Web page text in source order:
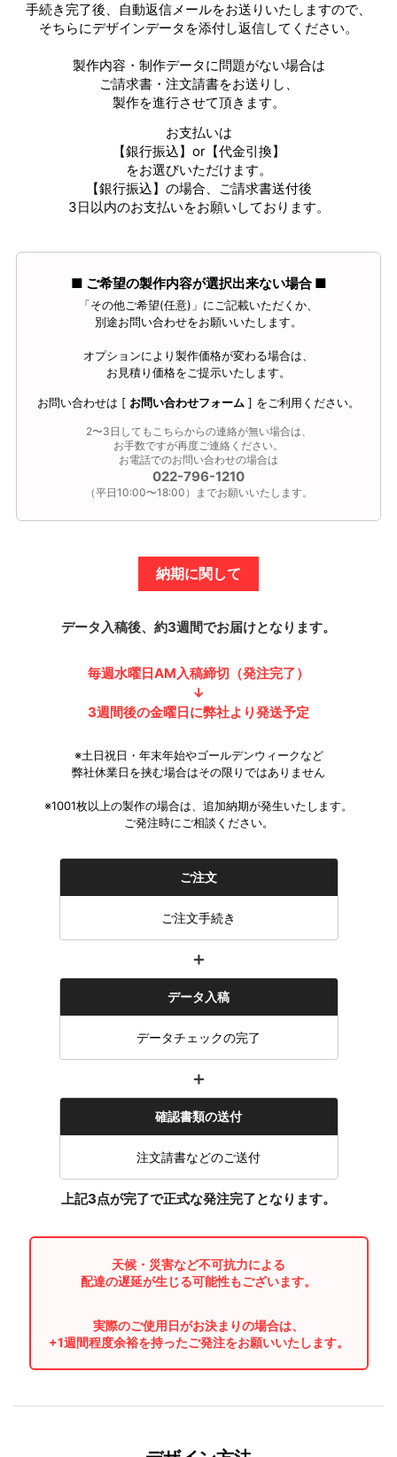
手続き完了後、自動返信メールをお送りいたしますので、
そちらにデザインデータを添付し返信してください。
製作内容・制作データに問題がない場合は
ご請求書・注文請書をお送りし、
製作を進行させて頂きます。
お支払いは
【銀行振込】or【代金引換】
をお選びいただけます。
【銀行振込】の場合、ご請求書送付後
3日以内のお支払いをお願いしております。
■ ご希望の製作内容が選択出来ない場合 ■
「その他ご希望(任意)」にご記載いただくか、
別途お問い合わせをお願いいたします。
オプションにより製作価格が変わる場合は、
お見積り価格をご提示いたします。
お問い合わせは [ お問い合わせフォーム ] をご利用ください。
2〜3日してもこちらからの連絡が無い場合は、
お手数ですが再度ご連絡ください。
お電話でのお問い合わせの場合は
022-796-1210
（平日10:00〜18:00）までお願いいたします。
納期に関して
データ入稿後、約3週間でお届けとなります。
毎週水曜日AM入稿締切（発注完了）
↓
3週間後の金曜日に弊社より発送予定
※土日祝日・年末年始やゴールデンウィークなど
弊社休業日を挟む場合はその限りではありません
※1001枚以上の製作の場合は、追加納期が発生いたします。
ご発注時にご相談ください。
ご注文
ご注文手続き
＋
データ入稿
データチェックの完了
＋
確認書類の送付
注文請書などのご送付
上記3点が完了で正式な発注完了となります。
天候・災害など不可抗力による
配達の遅延が生じる可能性もございます。
実際のご使用日がお決まりの場合は、
+1週間程度余裕を持ったご発注をお願いいたします。